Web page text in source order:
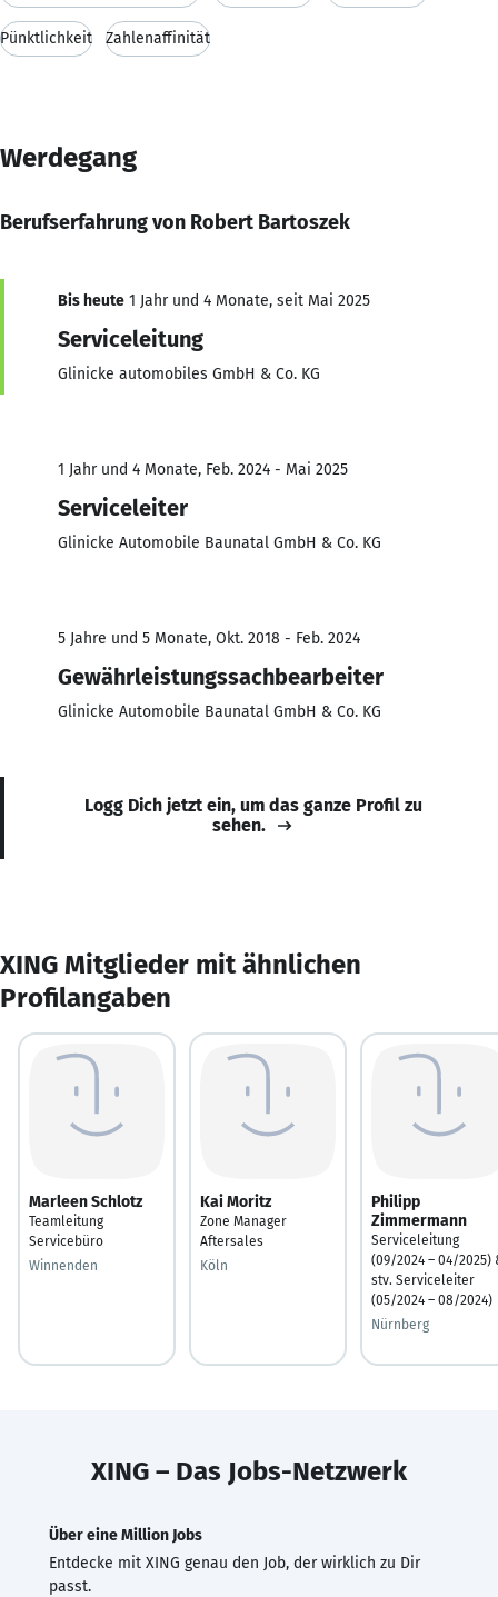
Pünktlichkeit Zahlenaffinität
Werdegang
Berufserfahrung von Robert Bartoszek
Bis heute 1 Jahr und 4 Monate, seit Mai 2025
Serviceleitung
Glinicke automobiles GmbH & Co. KG
1 Jahr und 4 Monate, Feb. 2024 - Mai 2025
Serviceleiter
Glinicke Automobile Baunatal GmbH & Co. KG
5 Jahre und 5 Monate, Okt. 2018 - Feb. 2024
Gewährleistungssachbearbeiter
Glinicke Automobile Baunatal GmbH & Co. KG
Logg Dich jetzt ein, um das ganze Profil zu
sehen.
XING Mitglieder mit ähnlichen
Profilangaben
Marleen Schlotz
Teamleitung
Servicebüro
Winnenden
Kai Moritz
Zone Manager
Aftersales
Köln
Philipp
Zimmermann
Serviceleitung
(09/2024 – 04/2025)
stv. Serviceleiter
(05/2024 – 08/2024)
Nürnberg
XING – Das Jobs-Netzwerk
Über eine Million Jobs
Entdecke mit XING genau den Job, der wirklich zu Dir
passt.